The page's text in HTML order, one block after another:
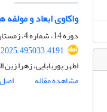
واکاوی ابعاد و
دوره 14، شماره 4، زمستان 1403، صفحه
اطهر پوربابایی، زهرا
مشاهده مقاله